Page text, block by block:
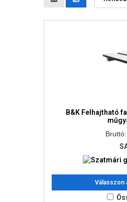
B&K Felhajtható
Bruttó:
Válasszon